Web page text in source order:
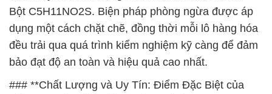
Bột C5H11NO2S. Biện pháp phòng ngừa được áp
dụng một cách chặt chẽ, đồng thời mỗi lô hàng hóa
đều trải qua quá trình kiểm nghiệm kỹ càng để đảm
bảo đạt độ an toàn và hiệu quả cao nhất.
### **Chất Lượng và Uy Tín: Điểm Đặc Biệt của